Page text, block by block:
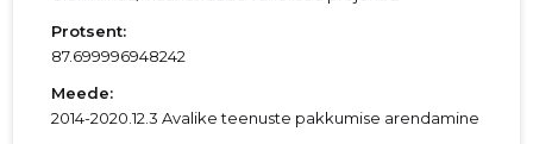
Protsent:
87.699996948242
Meede:
2014-2020.12.3 Avalike teenuste pakkumise arendamine